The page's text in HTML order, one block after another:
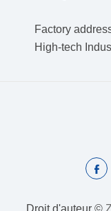
Factory
High-tech
